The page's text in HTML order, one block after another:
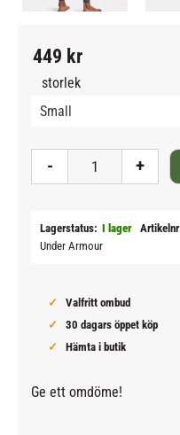
449 kr
storlek
+
-
Lagerstatus I lager Artikelnr
Under Armour
Valfritt ombud
30 dagars öppet köp
Hämta i butik
Ge ett omdöme!